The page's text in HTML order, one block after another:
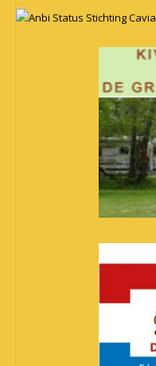
Anbi Status Stichting Cavia